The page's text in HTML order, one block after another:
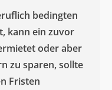
bedingten
kann ein zuvor
oder aber
zu sparen, sollte
Fristen